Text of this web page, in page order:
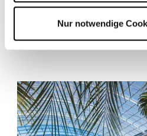
Nur notwendige